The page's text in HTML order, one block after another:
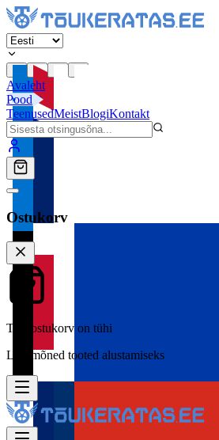
Avaleht
Pood
TeenusedMeistBlogiKontakt
Ostukorv
Teie ostukorv on tühi
Lisa mõned tooted alustamiseks